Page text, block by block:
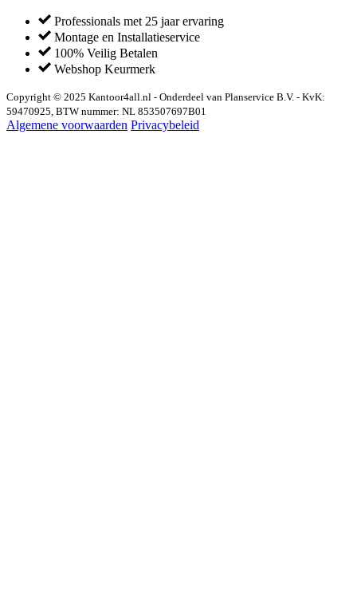
Professionals met 25 jaar ervaring
Montage en Installatieservice
100% Veilig Betalen
Webshop Keurmerk
Copyright © 2025 Kantoor4all.nl - Onderdeel van Planservice B.V. - KvK:
59470925, BTW nummer: NL 853507697B01
Algemene voorwaarden Privacybeleid